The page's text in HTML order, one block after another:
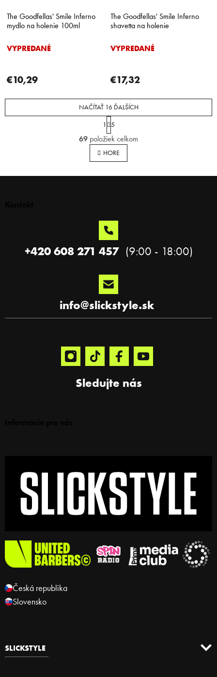
The Goodfellas' Smile Inferno
mydlo na holenie 100ml
VYPREDANÉ
€10,29
The Goodfellas' Smile Inferno
shavetta na holenie
VYPREDANÉ
€17,32
O
v
l
á
r
v
y
ý
p
i
s
u
NAČÍTAŤ 16 ĎALŠÍCH
S
t
r
á
n
k
v
1 5
69 položiek celkom
HORE
Sledujte nás
info@slickstyle.sk
+420 608 271 457
Česká republika
Slovensko
SLICKSTYLE